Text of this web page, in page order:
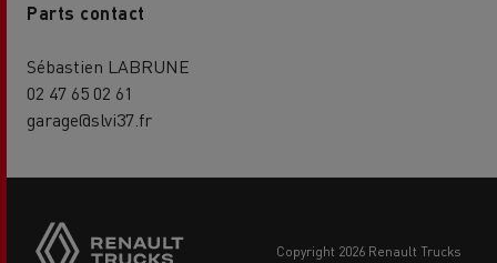
Parts contact
Sébastien LABRUNE
02 47 65 02 61
garage@slvi37.fr
copyright 2026 Renault Trucks